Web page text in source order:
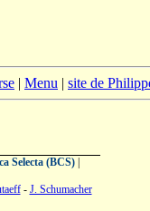
| Menu | site de
Selecta (BCS)|
- J. Schumacher